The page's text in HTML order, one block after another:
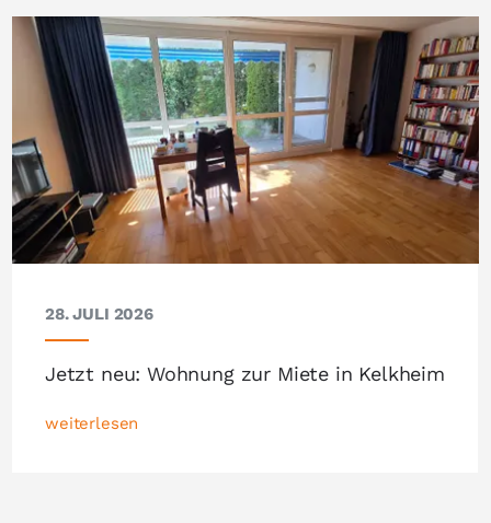
28. JULI 2026
Jetzt neu: Wohnung zur Miete in Kelkheim
weiterlesen